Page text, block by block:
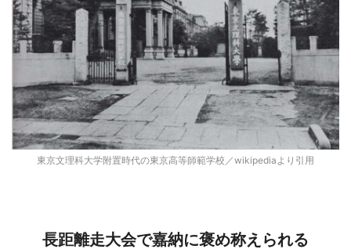
東京文理科大学附置時代の東京高等師範学校／wikipediaより引用
長距離走大会で嘉納に褒め称えられる